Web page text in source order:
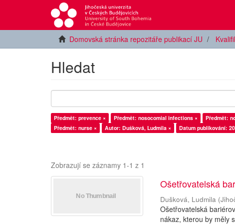
Domovská stránka repozitáře publikací JU
Hledat
Předmět: prevence × Předmět: nosocomial infections × Předmět:
Předmět: nurse ×
Autor: Dušková, Ludmila × Datum publikování:
Zobrazují se záznamy 1-1 z 1
Ošetřovatelská
Dušková, Ludmila (
Ošetřovatelská
nákaz, kterou by měly